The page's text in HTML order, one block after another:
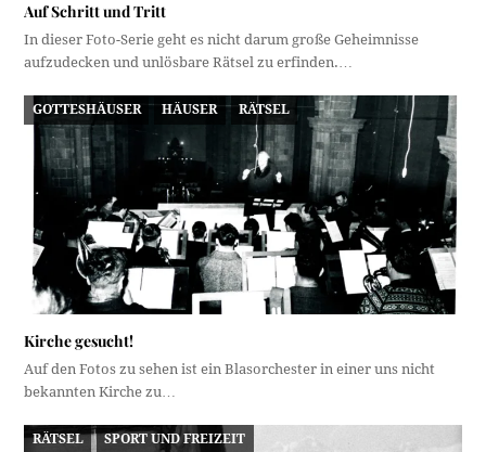
Auf Schritt und Tritt
In dieser Foto-Serie geht es nicht darum große Geheimnisse
aufzudecken und unlösbare Rätsel zu erfinden.…
GOTTESHÄUSER HÄUSER RÄTSEL
Kirche gesucht!
Auf den Fotos zu sehen ist ein Blasorchester in einer uns nicht
bekannten Kirche zu…
RÄTSEL SPORT UND FREIZEIT